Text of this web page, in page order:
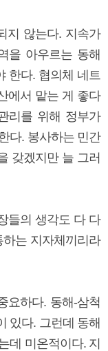
지 않는다. 지속가
을 아우르는 동해
한다. 협의체 네트
에서 맡는 게 좋다
리를 위해 정부가
다. 봉사하는 민간
갖겠지만 늘 그러
들의 생각도 다 다
는 지자체끼리라
요하다. 동해-삼척
있다. 그런데 동해
데 미온적이다. 지